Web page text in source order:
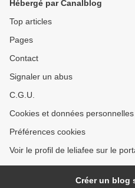
Hébergé par Canalblog
Top articles
Pages
Contact
Signaler un abus
C.G.U.
Cookies et données personnelles
Préférences cookies
Voir le profil de leliafee sur le
Créer un blog